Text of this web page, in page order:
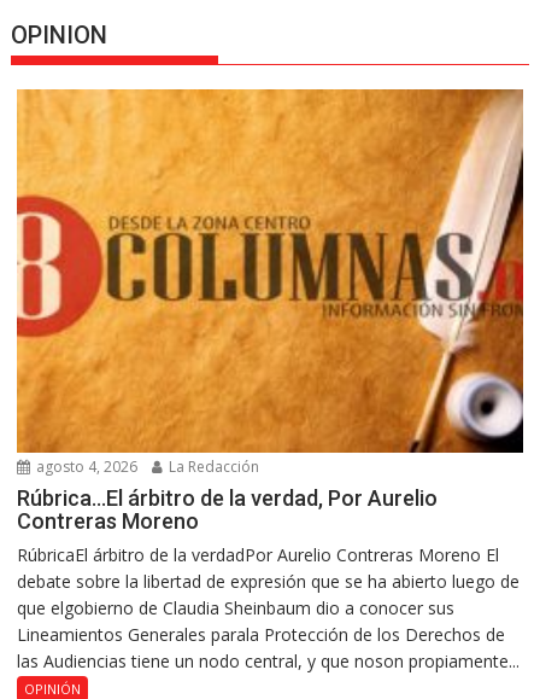
OPINION
agosto 4, 2026 La Redacción
Rúbrica…El árbitro de la verdad, Por Aurelio
Contreras Moreno
RúbricaEl árbitro de la verdadPor Aurelio Contreras Moreno El
debate sobre la libertad de expresión que se ha abierto luego de
que elgobierno de Claudia Sheinbaum dio a conocer sus
Lineamientos Generales parala Protección de los Derechos de
las Audiencias tiene un nodo central, y que noson propiamente...
OPINIÓN